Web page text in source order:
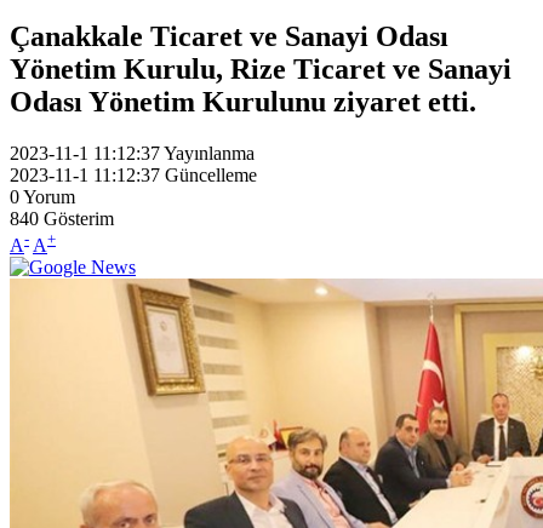
Çanakkale Ticaret ve Sanayi Odası
Yönetim Kurulu, Rize Ticaret ve Sanayi
Odası Yönetim Kurulunu ziyaret etti.
2023-11-1 11:12:37Yayınlanma
2023-11-1 11:12:37 Güncelleme
0Yorum
840 Gösterim
A- A+